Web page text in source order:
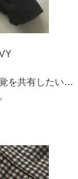
を共有したい…